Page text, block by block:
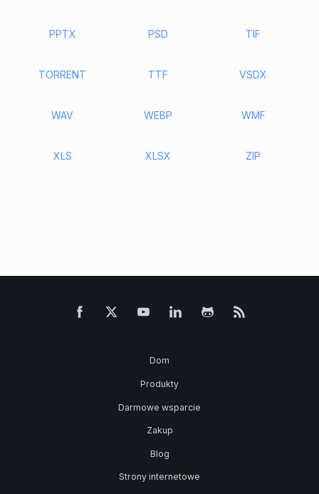
PPTX PSD TIF
TORRENT TTF VSDX
WAV WEBP WMF
XLS XLSX ZIP
Dom
Produkty
Darmowe wsparcie
Zakup
Blog
Strony internetowe